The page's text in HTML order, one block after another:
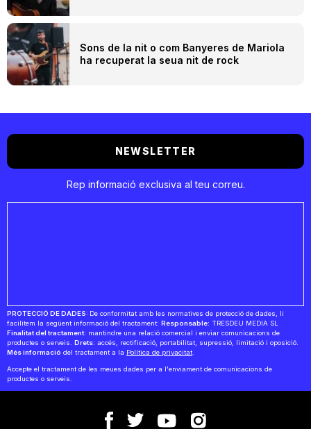
Sons de la nit o com Banyeres de Mariola
ha recuperat la seua nit de rock
NEWSLETTER
Rep informació exclusiva al teu correu.
PROTECCIÓ DE DADES: De conformitat amb les normatives de protecció de dades, li
facilitem la següent informació del tractament: Responsable: TRESDEU MEDIA SL
Finalitat del tractament: mantindre una relació comercial i enviar comunicacions de
productes o serveis. Drets: accés, rectificació, portabilitat, supressió, limitació i oposició.
Més informació del tractament a la Política de privacitat
Accepte el tractament de les meues dades per a l'enviament de comunicacions de
productes o serveis.